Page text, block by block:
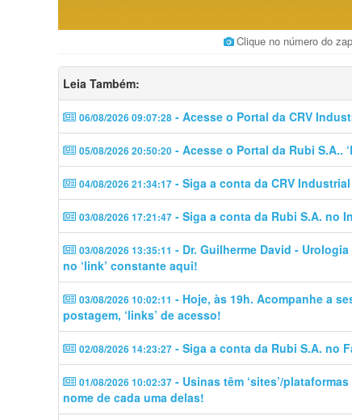
Clique no número do
Leia Também:
06/08/2026 09:07:28 - Acesse o Portal da CRV
05/08/2026 20:50:20 - Acesse o Portal da Rubi S.A..
04/08/2026 21:34:17 - Siga a conta da CRV
03/08/2026 17:21:47 - Siga a conta da Rubi S.A. no
03/08/2026 13:35:11 - Dr. Guilherme David -
no ‘link’ constante aqui!
03/08/2026 10:02:11 - Hoje, às 19h. Acompanhe a
postagem, ‘links’ de acesso!
02/08/2026 14:23:27 - Siga a conta da Rubi S.A. no
01/08/2026 10:02:37 - Usinas têm ‘sites’/
nome de cada uma delas!